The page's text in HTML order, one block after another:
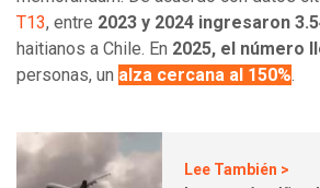
T13, entre 2023 y 2024 ingresaron
haitianos a Chile. En 2025, el número
personas, un alza cercana al 150%.
Lee También >